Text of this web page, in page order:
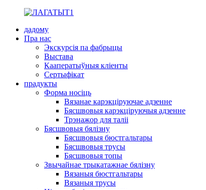
дадому
Пра нас
Экскурсія па фабрыцы
Выстава
Кааператыўныя кліенты
Сертыфікат
прадукты
Форма носіць
Вязанае карэкціруючае адзенне
Бясшвовыя карэкціруючыя адзенне
Трэнажор для таліі
Бясшвовыя бялізну
Бясшвовыя бюстгальтары
Бясшвовыя трусы
Бясшвовыя топы
Звычайнае трыкатажнае бялізну
Вязаныя бюстгальтары
Вязаныя трусы